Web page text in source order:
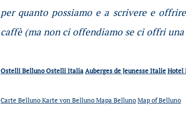
per quanto possiamo e a scrivere e
caffè (ma non ci offendiamo se ci offri
Ostelli BellunoOstelli ItaliaAuberges de Jeunesse ItalieHotel
Carte BellunoKarte von BellunoMapa BellunoMap of Belluno